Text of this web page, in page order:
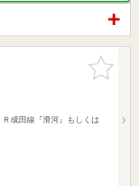
お気に入
りに追加
成田線『滑河』もしくは